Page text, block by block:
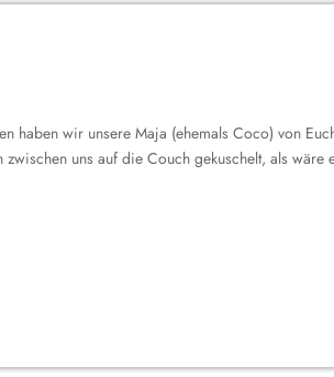
haben wir unsere Maja (ehemals Coco) von
uns auf die Couch gekuschelt, als wäre